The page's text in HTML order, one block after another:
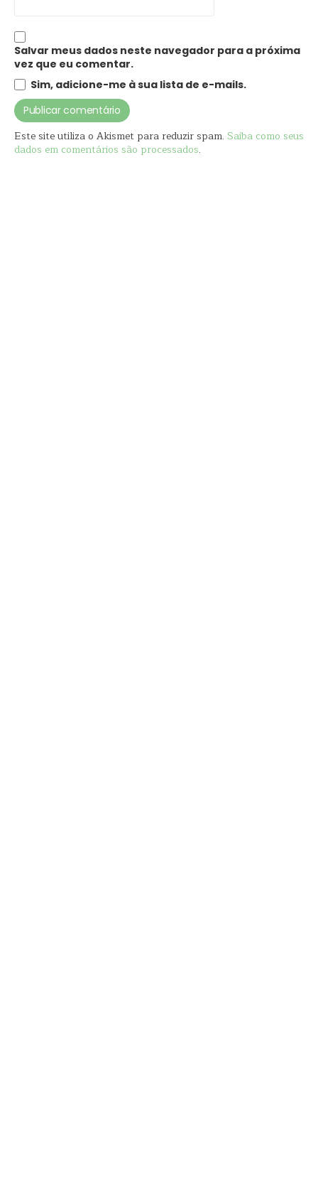
Salvar meus dados neste navegador para a próxima
vez que eu comentar.
Sim, adicione-me à sua lista de e-mails.
Este site utiliza o Akismet para reduzir spam. Saiba como seus
dados em comentários são processados.